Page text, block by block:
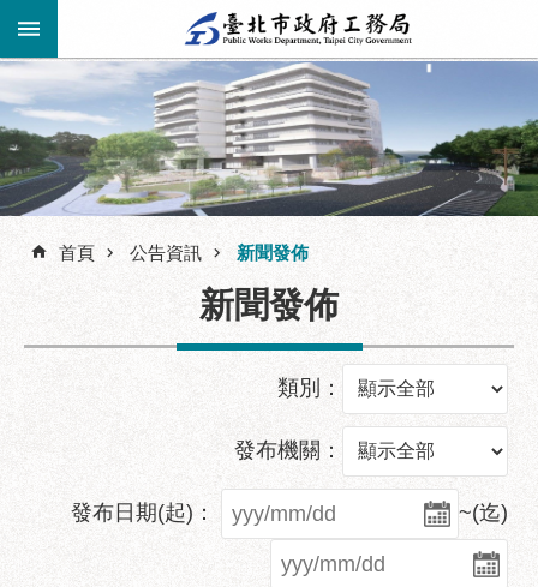
跳到主要內容區塊
進
階
搜
公
告
資
訊
服
關
介
務
首頁 公告資訊 新聞發佈
新聞發佈
類別：
發布機關：
發布日期(起)： ~(迄)